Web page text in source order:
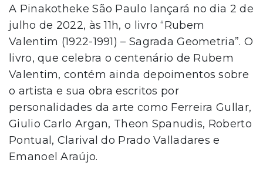
A Pinakotheke São Paulo lançará no dia 2 de
julho de 2022, às 11h, o livro “Rubem
Valentim (1922-1991) – Sagrada Geometria”. O
livro, que celebra o centenário de Rubem
Valentim, contém ainda depoimentos sobre
o artista e sua obra escritos por
personalidades da arte como Ferreira Gullar,
Giulio Carlo Argan, Theon Spanudis, Roberto
Pontual, Clarival do Prado Valladares e
Emanoel Araújo.